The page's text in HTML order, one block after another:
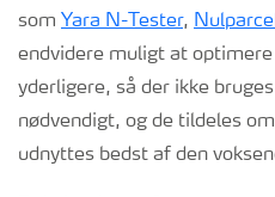
som Yara N-Tester,
endvidere muligt at
yderligere, så der ikke
nødvendigt, og de tildeles
udnyttes bedst af den